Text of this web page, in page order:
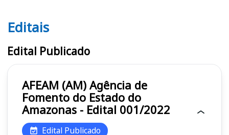
Editais AFEAM (AM)
Editais
Edital Publicado
AFEAM (AM) Agência de
Fomento do Estado do
Amazonas - Edital 001/2022
Edital Publicado